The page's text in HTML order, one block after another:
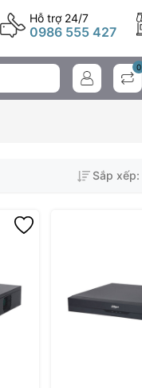
Hỗ trợ 24/7
0986 555 427
0
Sắp xếp: